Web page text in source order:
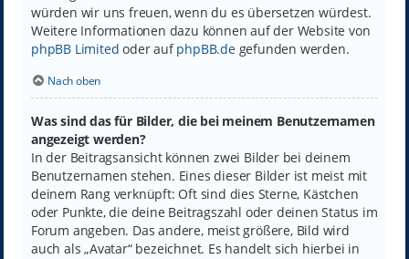
würden wir uns freuen, wenn du es übersetzen würdest.
Weitere Informationen dazu können auf der Website von
phpBB Limited oder aufphpBB.degefunden werden.
Nach oben
Was sind das für Bilder, die bei meinem Benutzernamen
angezeigt werden?
In der Beitragsansicht können zwei Bilder bei deinem
Benutzernamen stehen. Eines dieser Bilder ist meist mit
deinem Rang verknüpft: Oft sind dies Sterne, Kästchen
oder Punkte, die deine Beitragszahl oder deinen Status im
Forum angeben. Das andere, meist größere, Bild wird
auch als „Avatar“ bezeichnet. Es handelt sich hierbei in